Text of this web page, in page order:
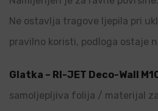
Ne ostavlja tragove ljepila pri
pravilno koristi, podloga ostaje
Glatka – RI-JET Deco-Wall
samoljepljiva folija / materijal